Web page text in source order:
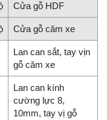
Cửa gỗ HDF
Cửa gỗ căm xe
Lan can sắt, tay vịn
gỗ căm xe
Lan can kính
cường lực 8,
10mm, tay vị gỗ